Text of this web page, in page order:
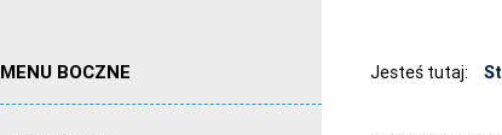
MENU BOCZNE Jesteś tutaj: